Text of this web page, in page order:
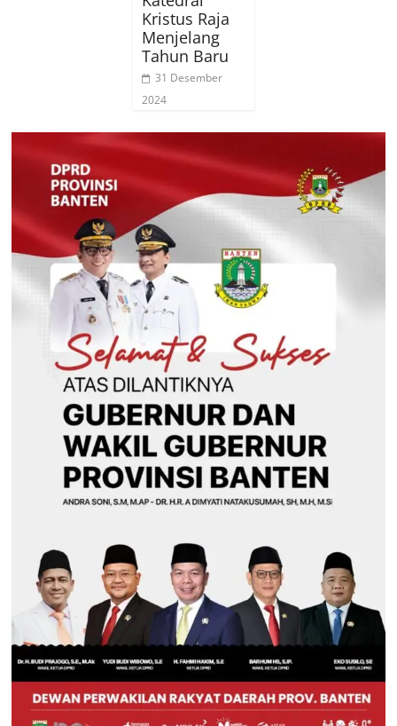
Kristus Raja
Menjelang
Tahun Baru
31 Desember
2024